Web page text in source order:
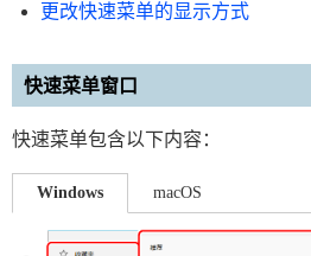
更改快速菜单的显示方式
快速菜单窗口
快速菜单包含以下内容：
Windows macOS